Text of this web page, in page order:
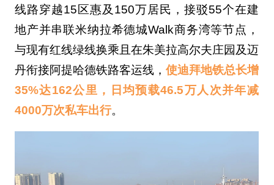
线路穿越15区惠及150万居民，接驳55个在建
地产并串联米纳拉希德城Walk商务湾等节点，
与现有红线绿线换乘且在朱美拉高尔夫庄园及迈
丹衔接阿提哈德铁路客运线， 使迪拜地铁总长增
35%达162公里，日均预载46.5万人次并年减
4000万次私车出行。